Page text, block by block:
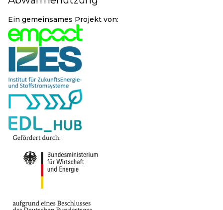
Ein gemeinsames Projekt von: